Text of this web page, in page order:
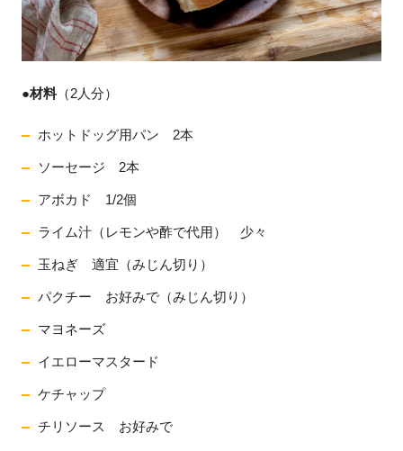
●材料（2人分）
ホットドッグ用パン 2本
ソーセージ 2本
アボカド 1/2個
ライム汁（レモンや酢で代用） 少々
玉ねぎ 適宜（みじん切り）
パクチー お好みで（みじん切り）
マヨネーズ
イエローマスタード
ケチャップ
チリソース お好みで